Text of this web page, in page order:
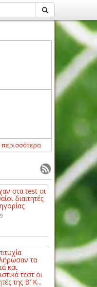
- Ο Τασιόπουλος διαιτητής
περισσότερα
στα test οι
διαιτητές
τα
και
τεστ οι
της Β’ Κ...